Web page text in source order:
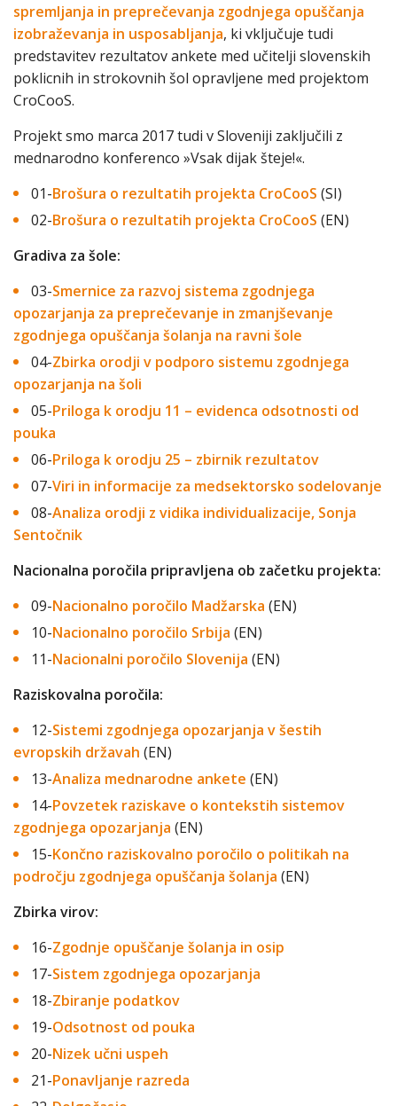
spremljanja in preprečevanja zgodnjega opuščanja
izobraževanja in usposabljanja, ki vključuje tudi
predstavitev rezultatov ankete med učitelji slovenskih
poklicnih in strokovnih šol opravljene med projektom
CroCooS.
Projekt smo marca 2017 tudi v Sloveniji zaključili z
mednarodno konferenco »Vsak dijak šteje!«.
01-Brošura o rezultatih projekta CroCooS (SI)
02-Brošura o rezultatih projekta CroCooS (EN)
Gradiva za šole:
03-Smernice za razvoj sistema zgodnjega
opozarjanja za preprečevanje in zmanjševanje
zgodnjega opuščanja šolanja na ravni šole
04-Zbirka orodji v podporo sistemu zgodnjega
opozarjanja na šoli
05-Priloga k orodju 11 – evidenca odsotnosti od
pouka
06-Priloga k orodju 25 – zbirnik rezultatov
07-Viri in informacije za medsektorsko sodelovanje
08-Analiza orodji z vidika individualizacije, Sonja
Sentočnik
Nacionalna poročila pripravljena ob začetku projekta:
09-Nacionalno poročilo Madžarska (EN)
10-Nacionalno poročilo Srbija (EN)
11-Nacionalni poročilo Slovenija (EN)
Raziskovalna poročila:
12-Sistemi zgodnjega opozarjanja v šestih
evropskih državah (EN)
13-Analiza mednarodne ankete (EN)
14-Povzetek raziskave o kontekstih sistemov
zgodnjega opozarjanja (EN)
15-Končno raziskovalno poročilo o politikah na
področju zgodnjega opuščanja šolanja (EN)
Zbirka virov:
16-Zgodnje opuščanje šolanja in osip
17-Sistem zgodnjega opozarjanja
18-Zbiranje podatkov
19-Odsotnost od pouka
20-Nizek učni uspeh
21-Ponavljanje razreda